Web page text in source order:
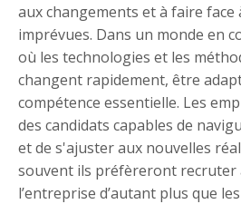
aux changements et à faire face
imprévues. Dans un monde en
où les technologies et les
changent rapidement, être
compétence essentielle. Les
des candidats capables de
et de s'ajuster aux nouvelles
souvent ils préfèreront recruter
l’entreprise d’autant plus que